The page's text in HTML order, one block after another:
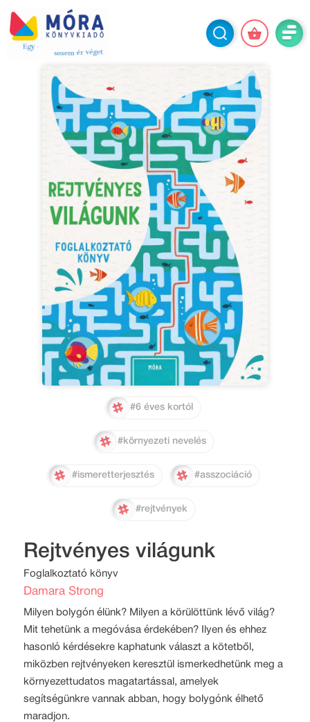
#6 éves kortól
#környezeti nevelés
#ismeretterjesztés #asszociáció
#rejtvények
Rejtvényes világunk
Foglalkoztató könyv
Damara Strong
Milyen bolygón élünk? Milyen a körülöttünk lévő világ?
Mit tehetünk a megóvása érdekében? Ilyen és ehhez
hasonló kérdésekre kaphatunk választ a kötetből,
miközben rejtvényeken keresztül ismerkedhetünk meg a
környezettudatos magatartással, amelyek
segítségünkre vannak abban, hogy bolygónk élhető
maradjon.